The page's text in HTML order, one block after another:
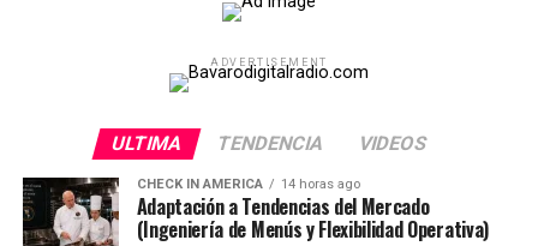
ADVERTISEMENT
ULTIMA TENDENCIA VIDEOS
CHECK IN AMERICA 14 horas ago
Adaptación a Tendencias del Mercado
(Ingeniería de Menús y Flexibilidad Operativa)